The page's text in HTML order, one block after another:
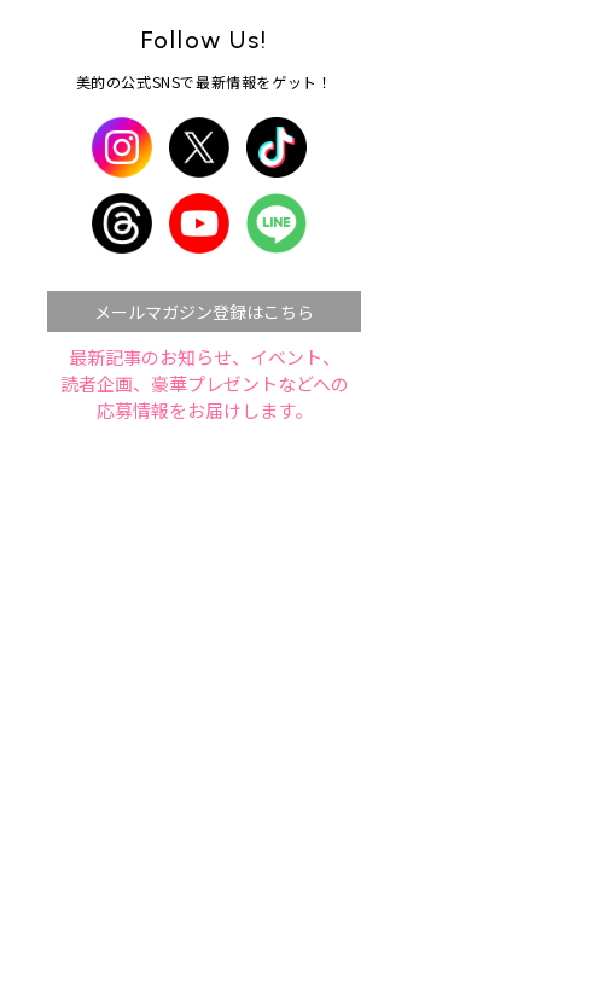
Follow Us!
美的の公式SNSで最新情報をゲット！
メールマガジン登録はこちら
最新記事のお知らせ、イベント、
読者企画、豪華プレゼントなどへの
応募情報をお届けします。